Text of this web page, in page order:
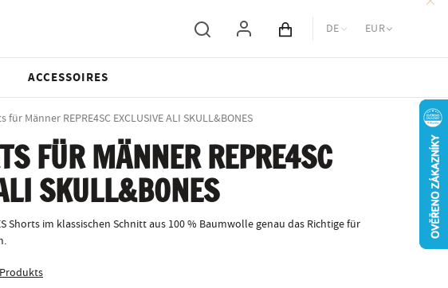
Inhalt des Wagens
DE EUR
ACCESSOIRES
für Männer REPRE4SC EXCLUSIVE ALI SKULL&BONES
FÜR MÄNNER REPRE4SC
SKULL&BONES
Shorts im klassischen Schnitt aus 100 % Baumwolle genau das Richtige für